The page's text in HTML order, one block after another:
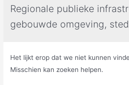
Regionale publieke
gebouwde omgeving,
Het lijkt erop dat we niet kunnen
Misschien kan zoeken helpen.